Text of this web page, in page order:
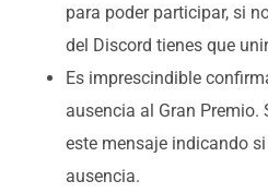
para poder participar, si
del Discord tienes que
Es imprescindible
ausencia al Gran Premio.
este mensaje indicando
ausencia.